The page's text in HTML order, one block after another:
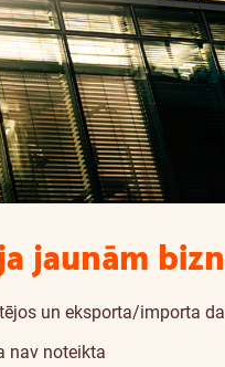
jaunām
un eksporta/importa
nav noteikta